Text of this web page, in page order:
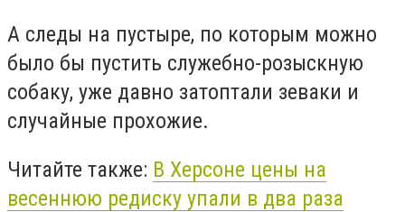
А следы на пустыре, по которым можно
было бы пустить служебно-розыскную
собаку, уже давно затоптали зеваки и
случайные прохожие.
Читайте также: В Херсоне цены на
весеннюю редиску упали в два раза